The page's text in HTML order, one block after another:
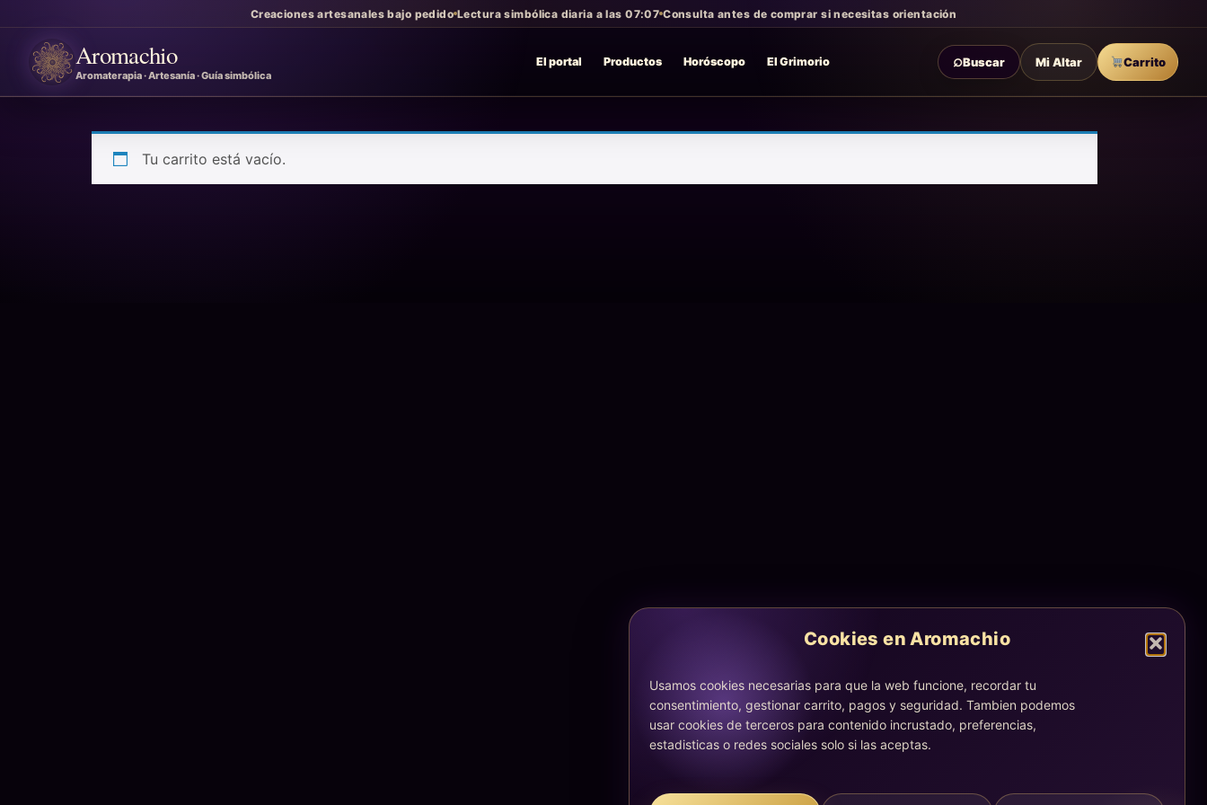
Cookies en Aromachio
Usamos cookies necesarias para que la web funcione, recordar tu
consentimiento, gestionar carrito, pagos y seguridad. Tambien podemos
usar cookies de terceros para contenido incrustado, preferencias,
estadisticas o redes sociales solo si las aceptas.
Creaciones artesanales bajo pedido Lectura simbólica diaria a las 07:07 Consulta antes de comprar si necesitas orientación
Aromachio
Aromaterapia · Artesanía · Guía simbólica
El portal Productos Horóscopo El Grimorio ⌕Buscar Mi Altar Carrito
Tu carrito está vacío.